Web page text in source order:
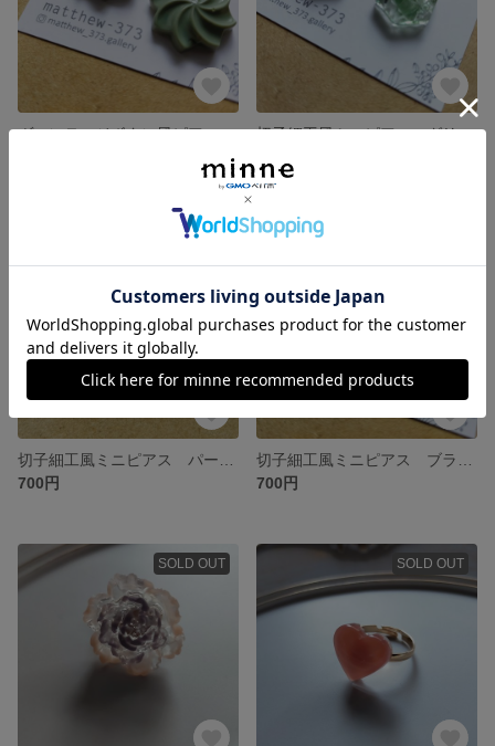
ヴィンテージボタン風ピアス カーキ
切子細工風ミニピアス グリーン マーブル
SOLD OUT
700円
700円
SOLD OUT SOLD OUT